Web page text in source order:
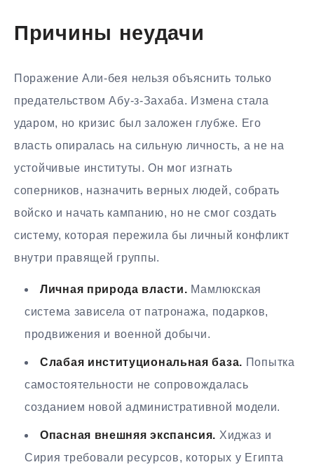
Причины неудачи
Поражение Али-бея нельзя объяснить только
предательством Абу-з-Захаба. Измена стала
ударом, но кризис был заложен глубже. Его
власть опиралась на сильную личность, а не на
устойчивые институты. Он мог изгнать
соперников, назначить верных людей, собрать
войско и начать кампанию, но не смог создать
систему, которая пережила бы личный конфликт
внутри правящей группы.
Личная природа власти. Мамлюкская
система зависела от патронажа, подарков,
продвижения и военной добычи.
Слабая институциональная база. Попытка
самостоятельности не сопровождалась
созданием новой административной модели.
Опасная внешняя экспансия. Хиджаз и
Сирия требовали ресурсов, которых у Египта